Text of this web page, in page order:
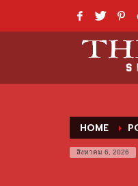
HOME
สิงหาคม 6, 2026